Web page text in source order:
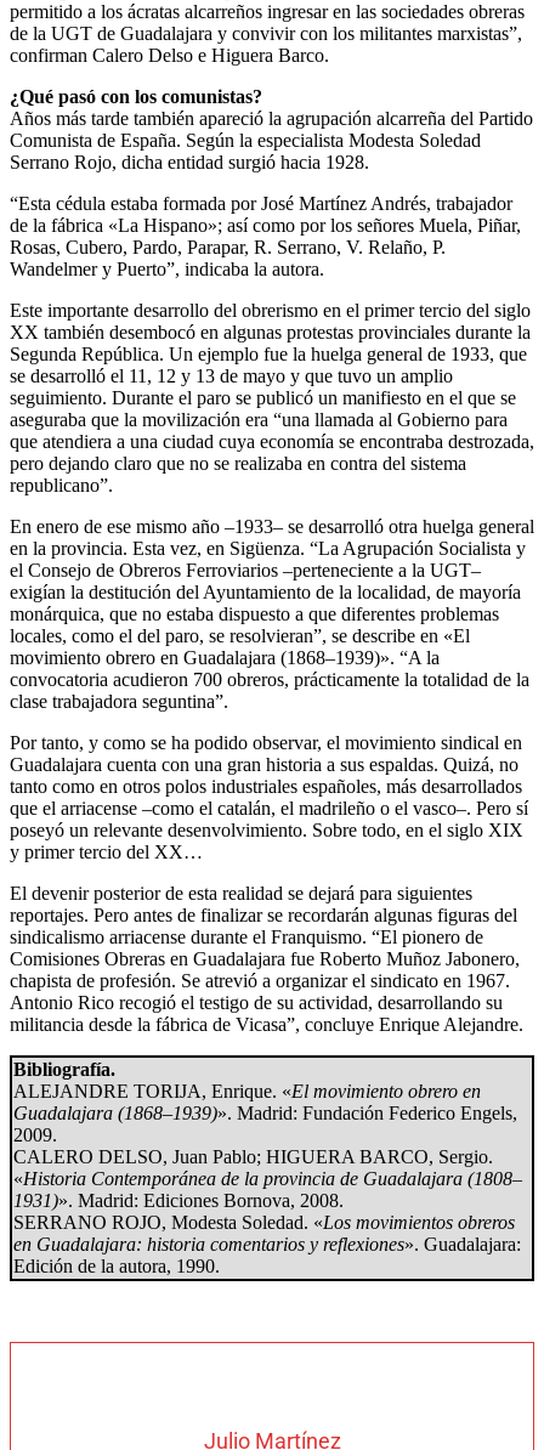
permitido a los ácratas alcarreños ingresar en las sociedades obreras
de la UGT de Guadalajara y convivir con los militantes marxistas”,
confirman Calero Delso e Higuera Barco.
¿Qué pasó con los comunistas?
Años más tarde también apareció la agrupación alcarreña del Partido
Comunista de España. Según la especialista Modesta Soledad
Serrano Rojo, dicha entidad surgió hacia 1928.
“Esta cédula estaba formada por José Martínez Andrés, trabajador
de la fábrica «La Hispano»; así como por los señores Muela, Piñar,
Rosas, Cubero, Pardo, Parapar, R. Serrano, V. Relaño, P.
Wandelmer y Puerto”, indicaba la autora.
Este importante desarrollo del obrerismo en el primer tercio del siglo
XX también desembocó en algunas protestas provinciales durante la
Segunda República. Un ejemplo fue la huelga general de 1933, que
se desarrolló el 11, 12 y 13 de mayo y que tuvo un amplio
seguimiento. Durante el paro se publicó un manifiesto en el que se
aseguraba que la movilización era “una llamada al Gobierno para
que atendiera a una ciudad cuya economía se encontraba destrozada,
pero dejando claro que no se realizaba en contra del sistema
republicano”.
En enero de ese mismo año –1933– se desarrolló otra huelga general
en la provincia. Esta vez, en Sigüenza. “La Agrupación Socialista y
el Consejo de Obreros Ferroviarios –perteneciente a la UGT–
exigían la destitución del Ayuntamiento de la localidad, de mayoría
monárquica, que no estaba dispuesto a que diferentes problemas
locales, como el del paro, se resolvieran”, se describe en «El
movimiento obrero en Guadalajara (1868–1939)». “A la
convocatoria acudieron 700 obreros, prácticamente la totalidad de la
clase trabajadora seguntina”.
Por tanto, y como se ha podido observar, el movimiento sindical en
Guadalajara cuenta con una gran historia a sus espaldas. Quizá, no
tanto como en otros polos industriales españoles, más desarrollados
que el arriacense –como el catalán, el madrileño o el vasco–. Pero sí
poseyó un relevante desenvolvimiento. Sobre todo, en el siglo XIX
y primer tercio del XX…
El devenir posterior de esta realidad se dejará para siguientes
reportajes. Pero antes de finalizar se recordarán algunas figuras del
sindicalismo arriacense durante el Franquismo. “El pionero de
Comisiones Obreras en Guadalajara fue Roberto Muñoz Jabonero,
chapista de profesión. Se atrevió a organizar el sindicato en 1967.
Antonio Rico recogió el testigo de su actividad, desarrollando su
militancia desde la fábrica de Vicasa”, concluye Enrique Alejandre.
Bibliografía.
ALEJANDRE TORIJA, Enrique. «El movimiento obrero en
Guadalajara (1868–1939)». Madrid: Fundación Federico Engels,
2009.
CALERO DELSO, Juan Pablo; HIGUERA BARCO, Sergio.
«Historia Contemporánea de la provincia de Guadalajara (1808–
1931)». Madrid: Ediciones Bornova, 2008.
SERRANO ROJO, Modesta Soledad. «Los movimientos obreros
en Guadalajara: historia comentarios y reflexiones». Guadalajara:
Edición de la autora, 1990.
Julio Martínez